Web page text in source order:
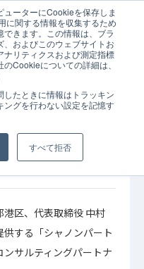
ューターにCookieを保存しま
に関する情報を収集するため
きます。この情報は、ブラ
およびこのウェブサイトお
ナリティクスおよび測定指標
Cookieについての詳細は、
たときに情報はトラッキン
ングを行わない設定を記憶す
すべて拒否
ナーシッププログラム」に参画し
プログラム」に参
「シャノン導入支
に掲載開始
区、代表取締役 中村
する「シャノンパート
サルティングパートナ